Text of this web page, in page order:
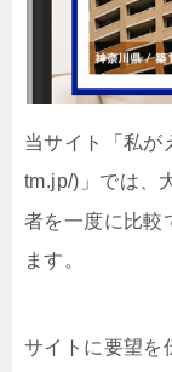
当サイト「私が
tm.jp/)」では、
者を一度に比較
ます。
サイトに要望を